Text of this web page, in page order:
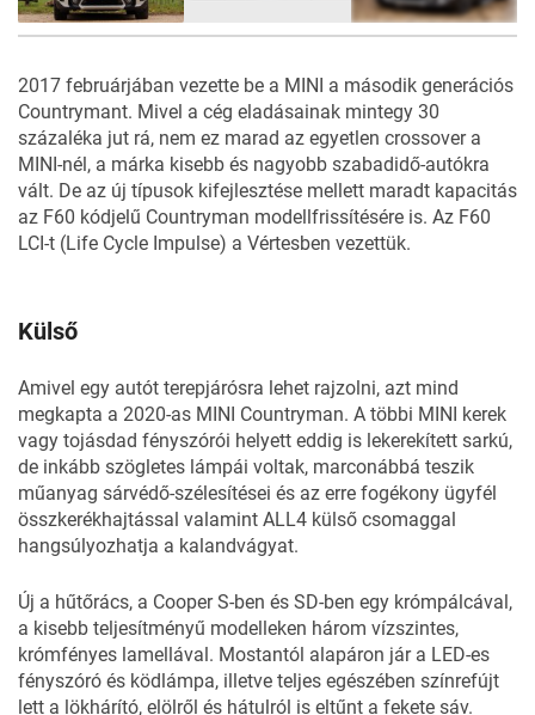
2017 februárjában vezette be a MINI a második generációs
Countrymant. Mivel a cég eladásainak mintegy 30
százaléka jut rá, nem ez marad az egyetlen crossover a
MINI-nél, a márka kisebb és nagyobb szabadidő-autókra
vált. De az új típusok kifejlesztése mellett maradt kapacitás
az F60 kódjelű Countryman modellfrissítésére is. Az F60
LCI-t (Life Cycle Impulse) a Vértesben vezettük.
Külső
Amivel egy autót terepjárósra lehet rajzolni, azt mind
megkapta a 2020-as MINI Countryman. A többi MINI kerek
vagy tojásdad fényszórói helyett eddig is lekerekített sarkú,
de inkább szögletes lámpái voltak, marconábbá teszik
műanyag sárvédő-szélesítései és az erre fogékony ügyfél
összkerékhajtással valamint ALL4 külső csomaggal
hangsúlyozhatja a kalandvágyat.
Új a hűtőrács, a Cooper S-ben és SD-ben egy krómpálcával,
a kisebb teljesítményű modelleken három vízszintes,
krómfényes lamellával. Mostantól alapáron jár a LED-es
fényszóró és ködlámpa, illetve teljes egészében színrefújt
lett a lökhárító, elölről és hátulról is eltűnt a fekete sáv.